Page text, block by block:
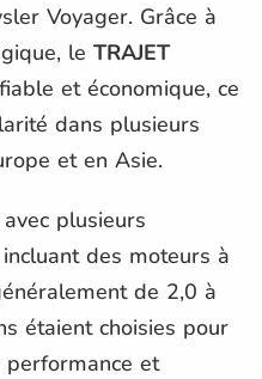
Voyager. Grâce à
le TRAJET
et économique, ce
dans plusieurs
et en Asie.
plusieurs
des moteurs à
de 2,0 à
étaient choisies pour
et